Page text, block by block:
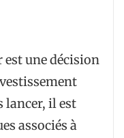
une décision
lancer, il est
associés à